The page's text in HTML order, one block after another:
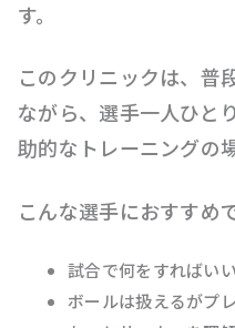
す。
このクリニックは、普
ながら、選手一人ひと
助的なトレーニングの場
こんな選手におすすめ
試合で何をすればい
ボールは扱えるがプ